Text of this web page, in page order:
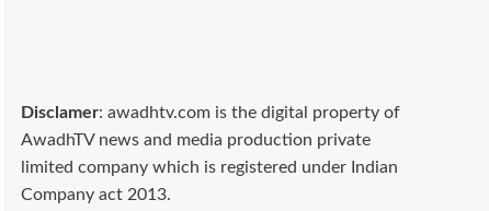
Disclamer: awadhtv.com is the digital property of
AwadhTV news and media production private
limited company which is registered under Indian
Company act 2013.